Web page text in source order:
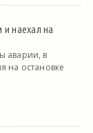
и наехал на
аварии, в
на остановке